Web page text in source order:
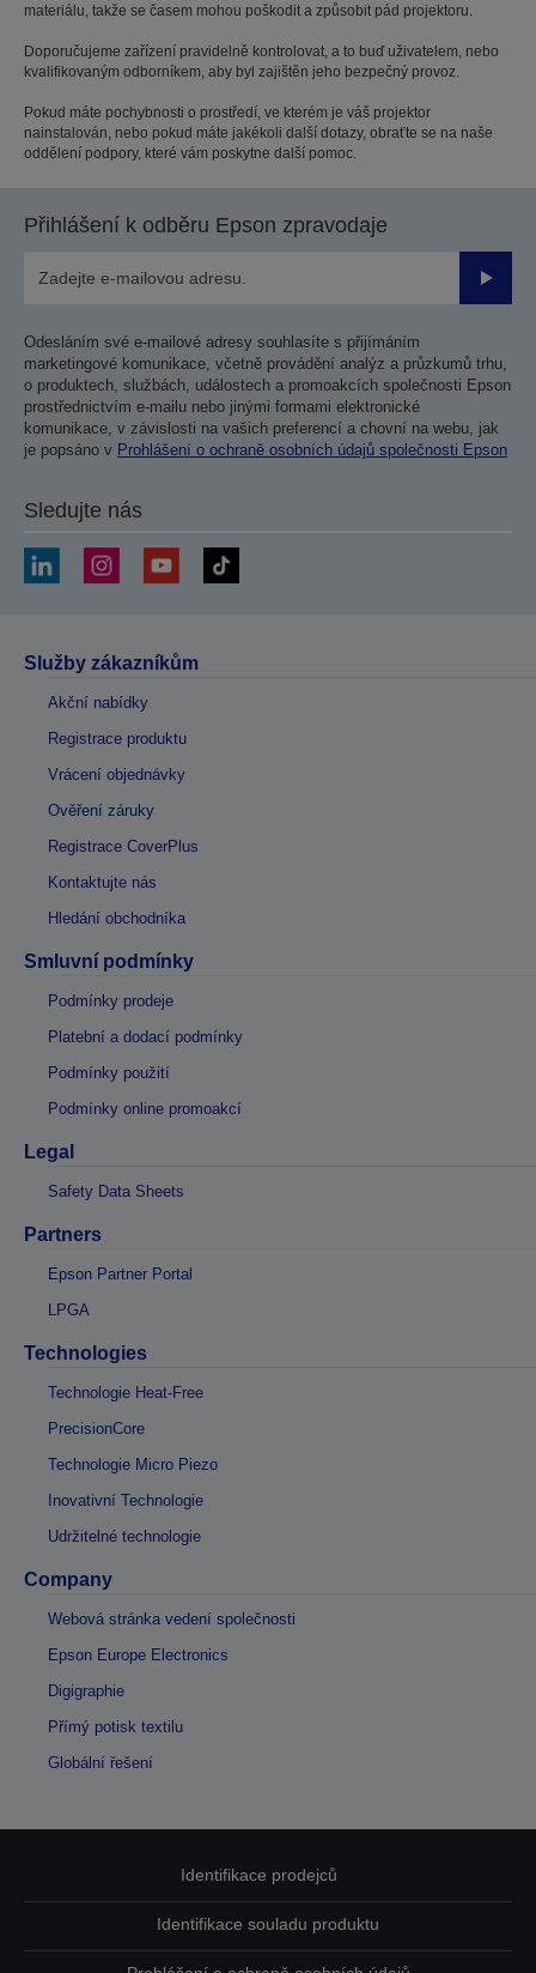
materiálu, takže se časem mohou poškodit a způsobit pád projektoru.
Doporučujeme zařízení pravidelně kontrolovat, a to buď uživatelem, nebo
kvalifikovaným odborníkem, aby byl zajištěn jeho bezpečný provoz.
Pokud máte pochybnosti o prostředí, ve kterém je váš projektor
nainstalován, nebo pokud máte jakékoli další dotazy, obraťte se na naše
oddělení podpory, které vám poskytne další pomoc.
Přihlášení k odběru Epson zpravodaje
Odesláním své e-mailové adresy souhlasíte s přijímáním
marketingové komunikace, včetně provádění analýz a průzkumů trhu,
o produktech, službách, událostech a promoakcích společnosti Epson
prostřednictvím e-mailu nebo jinými formami elektronické
komunikace, v závislosti na vašich preferencí a chovní na webu, jak
je popsáno v Prohlášení o ochraně osobních údajů společnosti Epson
Sledujte nás
Služby zákazníkům
Akční nabídky
Registrace produktu
Vrácení objednávky
Ověření záruky
Registrace CoverPlus
Kontaktujte nás
Hledání obchodníka
Smluvní podmínky
Podmínky prodeje
Platební a dodací podmínky
Podmínky použití
Podmínky online promoakcí
Legal
Safety Data Sheets
Partners
Epson Partner Portal
LPGA
Technologies
Technologie Heat-Free
PrecisionCore
Technologie Micro Piezo
Inovativní Technologie
Udržitelné technologie
Company
Webová stránka vedení společnosti
Epson Europe Electronics
Digigraphie
Přímý potisk textilu
Globální řešení
Identifikace prodejců
Identifikace souladu produktu